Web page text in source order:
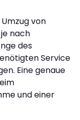
von
nach
des
Service
Eine genaue
und einer